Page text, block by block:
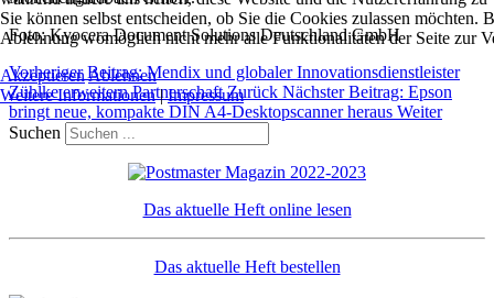
Foto: Kyocera Document Solutions Deutschland GmbH
Vorheriger Beitrag: Mendix und globaler Innovationsdienstleister
Zühlke erweitern PartnerschaftZurück Nächster Beitrag: Epson
bringt neue, kompakte DIN A4-Desktopscanner heraus Weiter
Suchen
Das aktuelle Heft online lesen
Das aktuelle Heft bestellen
Sie können selbst entscheiden, ob Sie die Cookies zulassen möchten.
Ablehnung womöglich nicht mehr alle Funktionalitäten der Seite zur
AkzeptierenAblehnen
Weitere Informationen|Impressum